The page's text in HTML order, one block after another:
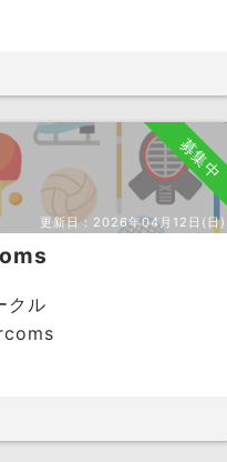
募集中
更新日： 2026年04月12日(日)
クル